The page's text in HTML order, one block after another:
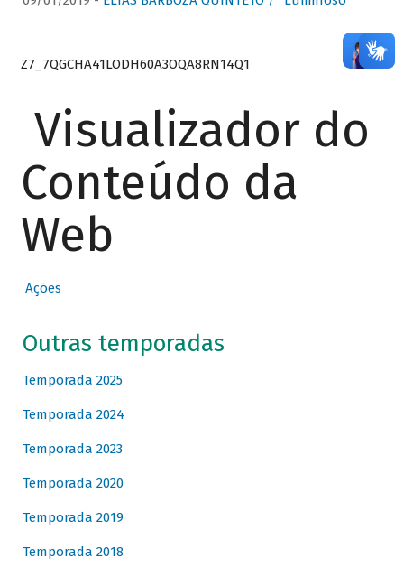
Z7_7QGCHA41LODH60A3OQA8RN14Q1
Visualizador do
Conteúdo da
Web
Ações
Outras temporadas
Temporada 2025
Temporada 2024
Temporada 2023
Temporada 2020
Temporada 2019
Temporada 2018